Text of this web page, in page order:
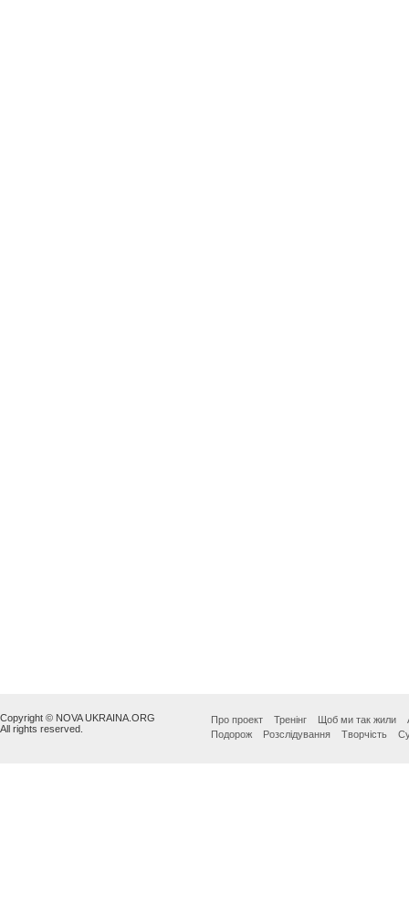
Copyright © NOVA UKRAINA.ORG
All rights reserved.
Про проект Тренінг Щоб ми так жили
Подорож
Розслідування Творчість